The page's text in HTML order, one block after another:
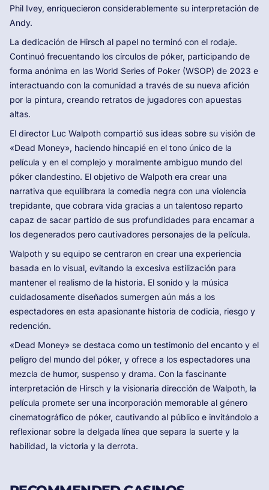
Phil Ivey, enriquecieron considerablemente su interpretación de
Andy.
La dedicación de Hirsch al papel no terminó con el rodaje.
Continuó frecuentando los círculos de póker, participando de
forma anónima en las World Series of Poker (WSOP) de 2023 e
interactuando con la comunidad a través de su nueva afición
por la pintura, creando retratos de jugadores con apuestas
altas.
El director Luc Walpoth compartió sus ideas sobre su visión de
«Dead Money», haciendo hincapié en el tono único de la
película y en el complejo y moralmente ambiguo mundo del
póker clandestino. El objetivo de Walpoth era crear una
narrativa que equilibrara la comedia negra con una violencia
trepidante, que cobrara vida gracias a un talentoso reparto
capaz de sacar partido de sus profundidades para encarnar a
los degenerados pero cautivadores personajes de la película.
Walpoth y su equipo se centraron en crear una experiencia
basada en lo visual, evitando la excesiva estilización para
mantener el realismo de la historia. El sonido y la música
cuidadosamente diseñados sumergen aún más a los
espectadores en esta apasionante historia de codicia, riesgo y
redención.
«Dead Money» se destaca como un testimonio del encanto y el
peligro del mundo del póker, y ofrece a los espectadores una
mezcla de humor, suspenso y drama. Con la fascinante
interpretación de Hirsch y la visionaria dirección de Walpoth, la
película promete ser una incorporación memorable al género
cinematográfico de póker, cautivando al público e invitándolo a
reflexionar sobre la delgada línea que separa la suerte y la
habilidad, la victoria y la derrota.